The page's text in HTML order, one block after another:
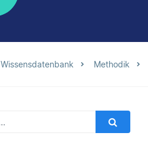
Wissensdatenbank Methodik